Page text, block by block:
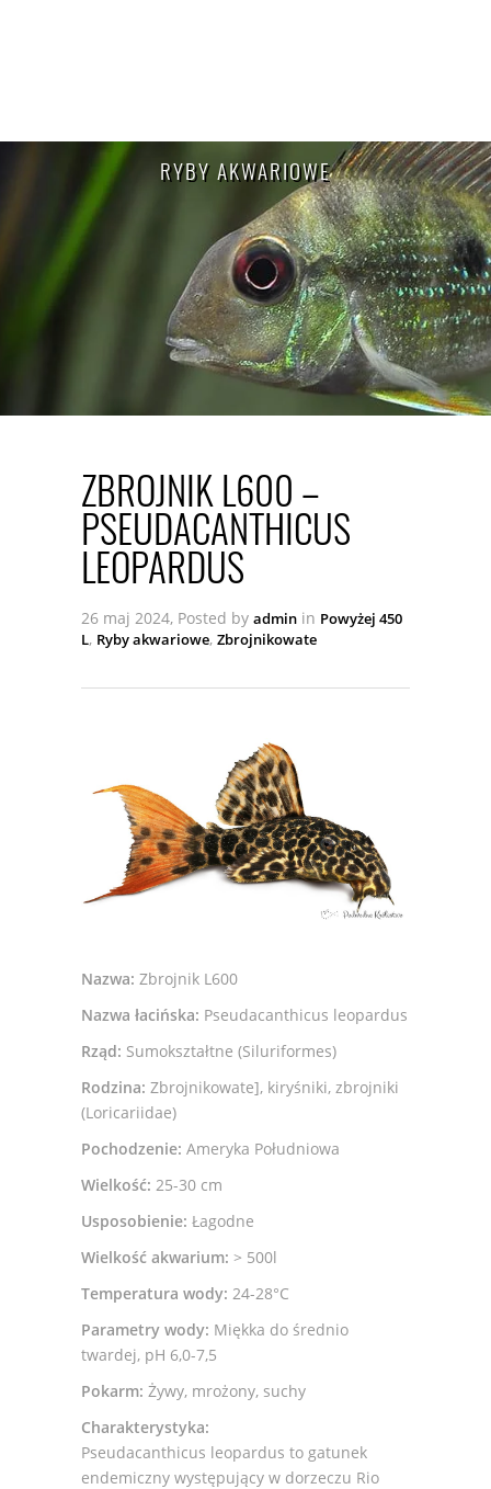
RYBY AKWARIOWE
ZBROJNIK L600 –
PSEUDACANTHICUS
LEOPARDUS
26 maj 2024, Posted by admin in Powyżej 450
L, Ryby akwariowe, Zbrojnikowate
Nazwa: Zbrojnik L600
Nazwa łacińska: Pseudacanthicus leopardus
Rząd: Sumokształtne (Siluriformes)
Rodzina: Zbrojnikowate], kiryśniki, zbrojniki
(Loricariidae)
Pochodzenie: Ameryka Południowa
Wielkość: 25-30 cm
Usposobienie: Łagodne
Wielkość akwarium: > 500l
Temperatura wody: 24-28°C
Parametry wody: Miękka do średnio
twardej, pH 6,0-7,5
Pokarm: Żywy, mrożony, suchy
Charakterystyka:
Pseudacanthicus leopardus to gatunek
endemiczny występujący w dorzeczu Rio